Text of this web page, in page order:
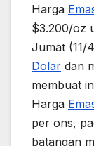
Harga
$3.200/oz
Jumat (11/
Dolar dan
membuat
Harga
per ons,
batangan